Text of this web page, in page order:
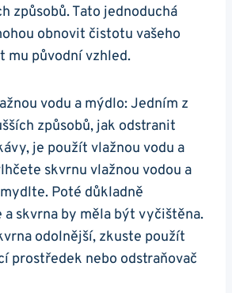
způsobů. ⁣Tato ‍jednoduchá
obnovit​ čistotu⁤ vašeho
mu původní ⁢vzhled.
vodu a mýdlo: Jedním⁣ z
způsobů, jak odstranit
je​ použít⁢ vlažnou vodu⁢ a‍
skvrnu vlažnou vodou a
​Poté ‌důkladně
a skvrna by měla být vyčištěna.
odolnější, zkuste použít
prostředek nebo odstraňovač